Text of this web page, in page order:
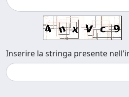
Inserire la stringa presente